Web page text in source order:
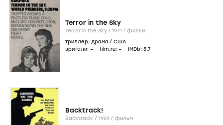
Terror in the Sky
Terror in the Sky / 1971 / фильм
триллер, драма / США
зрители: – film.ru: – IMDb: 5,7
Backtrack!
Backtrack! / 1969 / фильм